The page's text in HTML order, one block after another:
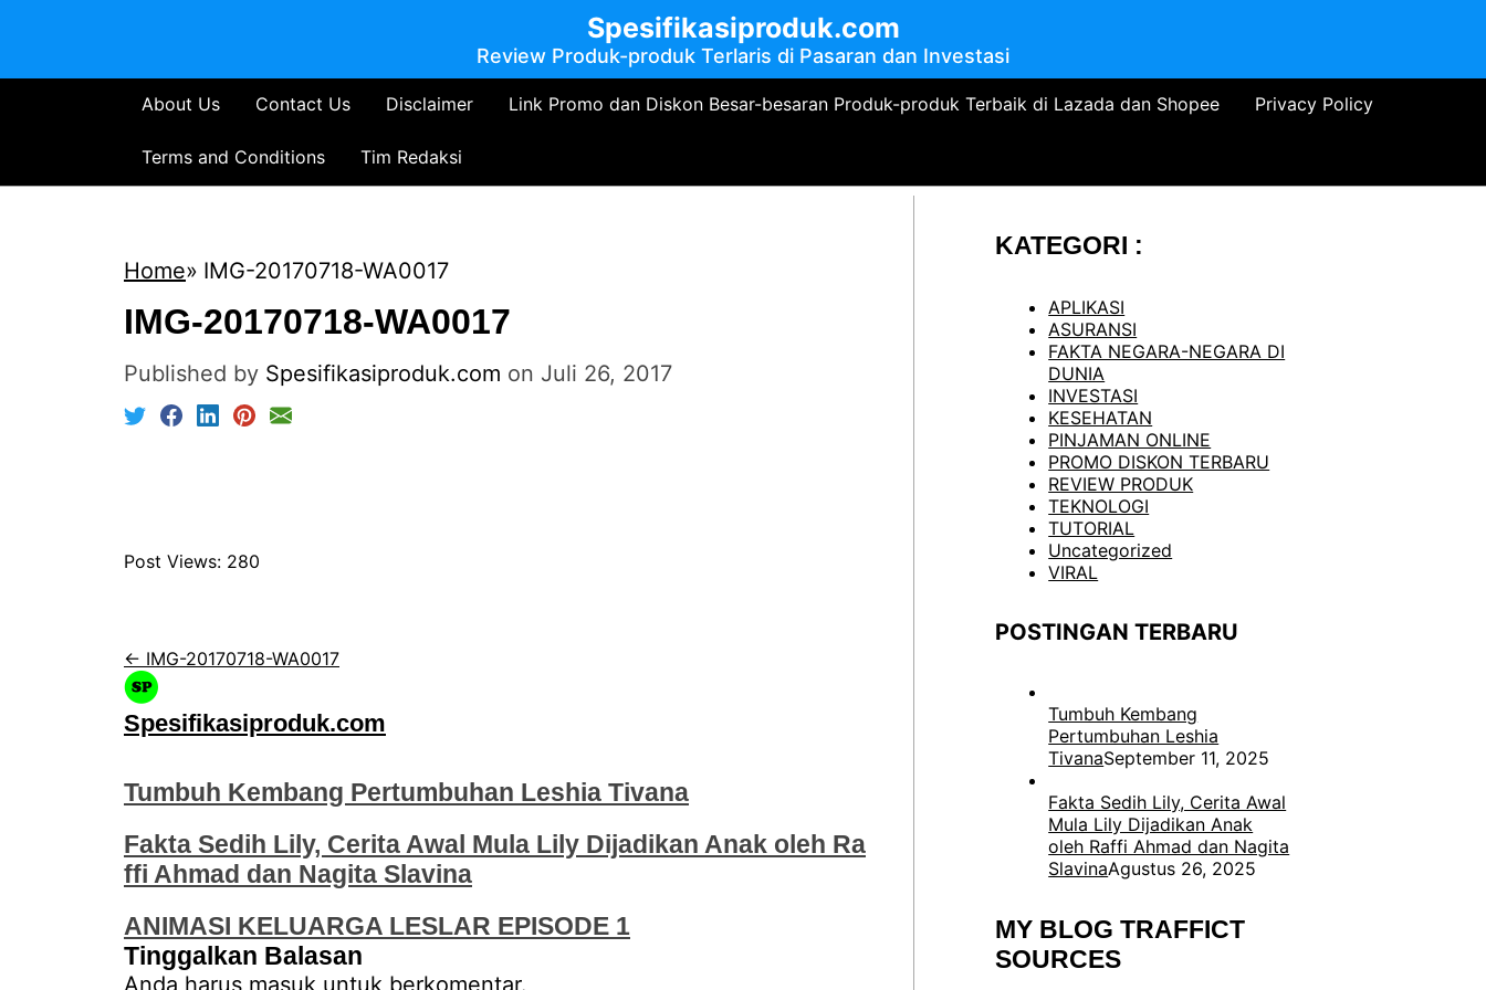
Spesifikasiproduk.com
Review Produk-produk Terlaris di Pasaran dan Investasi
About Us Contact Us Disclaimer Link Promo dan Diskon Besar-besaran Produk-produk Terbaik di Lazada dan Shopee Privacy Policy
Terms and Conditions Tim Redaksi
Home IMG-20170718-WA0017
IMG-20170718-WA0017
Published by Spesifikasiproduk.com on Juli 26, 2017
Post Views: 280
← IMG-20170718-WA0017
Spesifikasiproduk.com
Tumbuh Kembang Pertumbuhan Leshia Tivana
Fakta Sedih Lily, Cerita Awal Mula Lily Dijadikan Anak oleh Ra
ffi Ahmad dan Nagita Slavina
ANIMASI KELUARGA LESLAR EPISODE 1
Tinggalkan Balasan
Anda harus masuk untuk berkomentar.
KATEGORI :
APLIKASI
ASURANSI
FAKTA NEGARA-NEGARA DI
DUNIA
INVESTASI
KESEHATAN
PINJAMAN ONLINE
PROMO DISKON TERBARU
REVIEW PRODUK
TEKNOLOGI
TUTORIAL
Uncategorized
VIRAL
POSTINGAN TERBARU
Tumbuh Kembang
Pertumbuhan Leshia
TivanaSeptember 11, 2025
Fakta Sedih Lily, Cerita Awal
Mula Lily Dijadikan Anak
oleh Raffi Ahmad dan Nagita
SlavinaAgustus 26, 2025
MY BLOG TRAFFICT
SOURCES